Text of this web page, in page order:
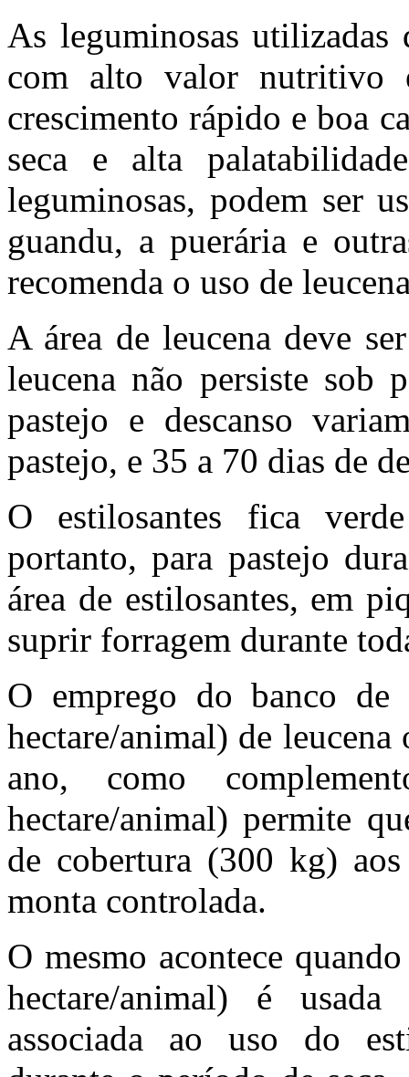
As leguminosas
com alto valor nutritivo
crescimento rápido e boa
seca e alta
leguminosas, podem ser
guandu, a puerária e
recomenda o uso de
A área de leucena deve
leucena não persiste sob
pastejo e descanso
pastejo, e 35 a 70 dias de
O estilosantes fica
portanto, para pastejo
área de estilosantes, em
suprir forragem durante
O emprego do banco de
hectare/animal) de
ano, como
hectare/animal) permite
de cobertura (300 kg)
monta controlada.
O mesmo acontece
hectare/animal) é
associada ao uso do